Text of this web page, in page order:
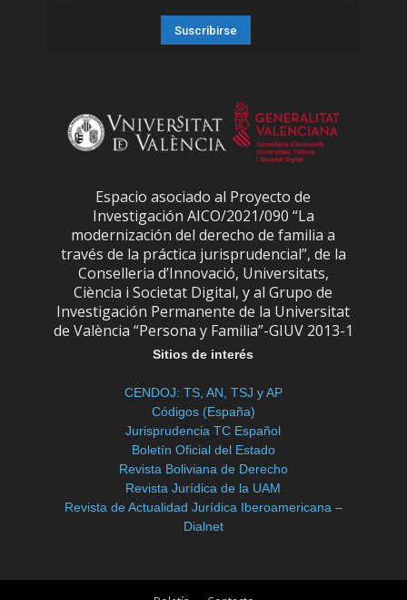
Espacio asociado al Proyecto de
Investigación AICO/2021/090 “La
modernización del derecho de familia a
través de la práctica jurisprudencial”, de la
Conselleria d’Innovació, Universitats,
Ciència i Societat Digital, y al Grupo de
Investigación Permanente de la Universitat
de València “Persona y Familia”-GIUV 2013-1
Sitios de interés
CENDOJ: TS, AN, TSJ y AP
Códigos (España)
Jurisprudencia TC Español
Boletín Oficial del Estado
Revista Boliviana de Derecho
Revista Jurídica de la UAM
Revista de Actualidad Jurídica Iberoamericana –
Dialnet